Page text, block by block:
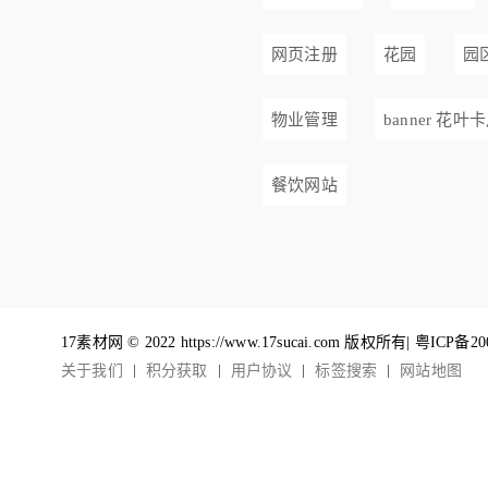
网页注册 花园 园
物业管理 banner 花叶
餐饮网站
17素材网 © 2022 https://www.17sucai.com 版权所有| 粤ICP备
关于我们
积分获取 用户协议 标签搜索 网站地图